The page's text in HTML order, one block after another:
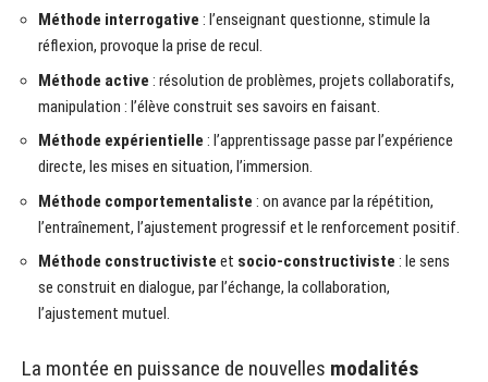
Méthode interrogative : l’enseignant questionne, stimule la
réflexion, provoque la prise de recul.
Méthode active : résolution de problèmes, projets collaboratifs,
manipulation : l’élève construit ses savoirs en faisant.
Méthode expérientielle : l’apprentissage passe par l’expérience
directe, les mises en situation, l’immersion.
Méthode comportementaliste : on avance par la répétition,
l’entraînement, l’ajustement progressif et le renforcement positif.
Méthode constructiviste et socio-constructiviste : le sens
se construit en dialogue, par l’échange, la collaboration,
l’ajustement mutuel.
La montée en puissance de nouvelles modalités